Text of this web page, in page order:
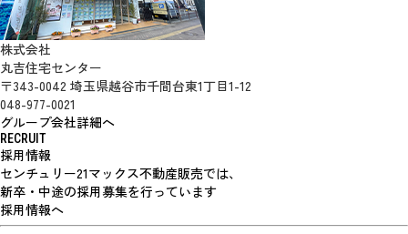
株式会社
丸吉住宅センター
〒343-0042 埼玉県越谷市千間台東1丁目1-12
048-977-0021
グループ会社詳細へ
RECRUIT
採用情報
センチュリー21マックス不動産販売では、
新卒・中途の採用募集を行っています
採用情報へ